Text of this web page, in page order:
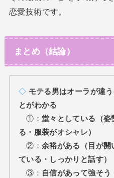
恋愛技術です。
まとめ（結論）
◇ モテる男はオーラが違
とがわかる
①： 堂々としている（
る・服装がオシャレ）
②： 余裕がある（目が
ている・しっかりと話す）
③： 自信があって強そ